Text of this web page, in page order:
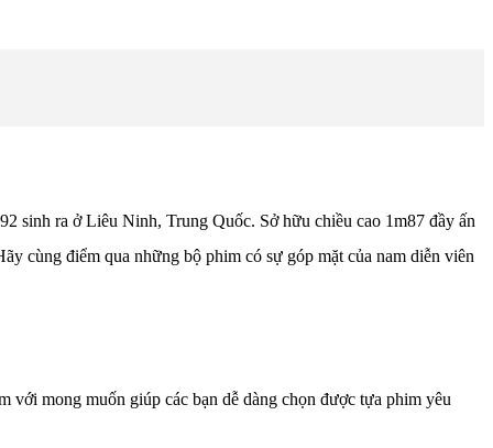
sinh ra ở Liêu Ninh, Trung Quốc. Sở hữu chiều cao 1m87 đầy ấn
cùng điểm qua những bộ phim có sự góp mặt của nam diễn viên
mong muốn giúp các bạn dễ dàng chọn được tựa phim yêu